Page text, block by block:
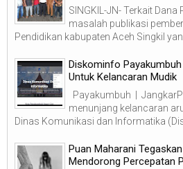
SINGKIL-JN- Terkait Dana
masalah publikasi
Pendidikan kabupaten Aceh Singkil
Diskominfo Payakumbuh
Untuk Kelancaran Mudik
Payakumbuh |
menunjang kelancaran
Dinas Komunikasi dan Informatika
Puan Maharani
Mendorong Percepatan